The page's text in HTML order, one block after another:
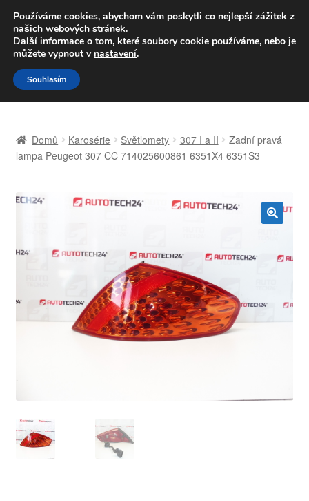
DOPRAVA od 139,-Kč
Volejte po-pá 9-16 704 494 494
Přeskočit
na
navigaci
Přejít
k
obsahu
Celosvětová doprava
Košík
Můj účet
Platby
Domů Karosérie Světlomety 307 I a II
Zadní pravá
lampa Peugeot 307 CC 714025600861 6351X4 6351S3
Používáme cookies, abychom vám poskytli co nejlepší zážitek z
našich webových stránek.
Další informace o tom, které soubory cookie používáme, nebo je
můžete vypnout v nastavení.
Souhlasím